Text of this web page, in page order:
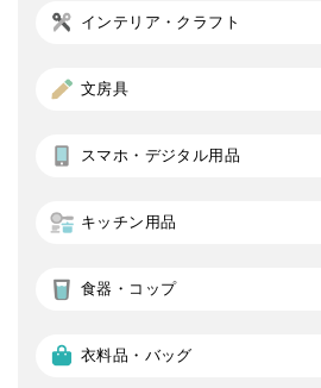
インテリア・クラフト
文房具
スマホ・デジタル用品
キッチン用品
食器・コップ
衣料品・バッグ